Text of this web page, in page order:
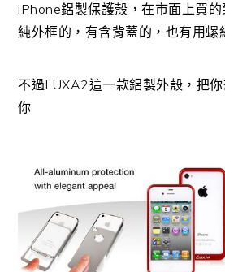
iPhone鋁製保護殼，在市面上買
純外框的，有含背蓋的，也有用螺
不過LUXA2這一款鋁製外殼，把
你